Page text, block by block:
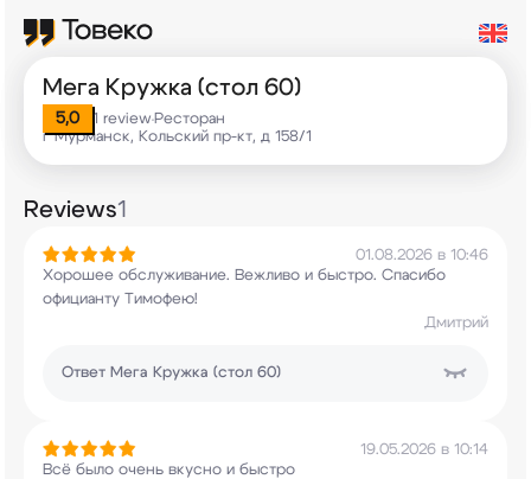
Мега Кружка (стол 60)
5,0 1 review•Ресторан
г Мурманск, Кольский пр-кт, д 158/1
Reviews1
01.08.2026 в 10:46
Хорошее обслуживание. Вежливо и быстро. Спасибо
официанту Тимофею!
Дмитрий
Ответ Мега Кружка (стол 60)
19.05.2026 в 10:14
Всё было очень вкусно и быстро